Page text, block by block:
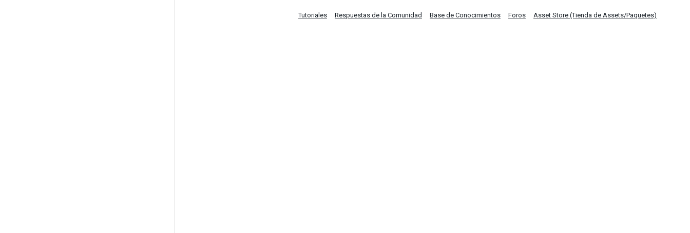
Tutoriales Respuestas de la Comunidad Base de Conocimientos Foros Asset Store (Tienda de Assets/Paquetes)